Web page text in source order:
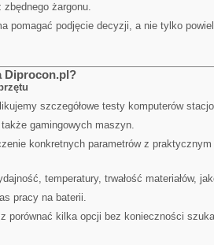
zbędnego żargonu.
pomagać podjęcie decyzji, a nie tylko
Diprocon.pl?
szczegółowe testy komputerów
gamingowych maszyn.
konkretnych parametrów z
temperatury, trwałość materiałów,
pracy na baterii.
porównać kilka opcji bez konieczności